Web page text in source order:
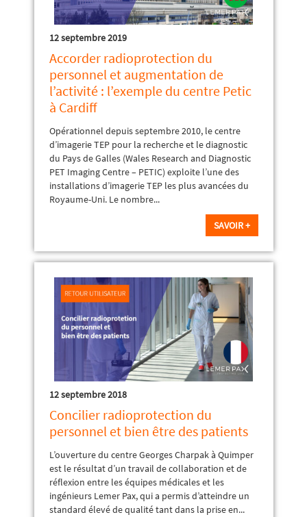
12 septembre 2019
Accorder radioprotection du
personnel et augmentation de
l’activité : l’exemple du centre Petic
à Cardiff
Opérationnel depuis septembre 2010, le centre
d’imagerie TEP pour la recherche et le diagnostic
du Pays de Galles (Wales Research and Diagnostic
PET Imaging Centre – PETIC) exploite l’une des
installations d’imagerie TEP les plus avancées du
Royaume-Uni. Le nombre...
SAVOIR +
12 septembre 2018
Concilier radioprotection du
personnel et bien être des patients
L’ouverture du centre Georges Charpak à Quimper
est le résultat d’un travail de collaboration et de
réflexion entre les équipes médicales et les
ingénieurs Lemer Pax, qui a permis d’atteindre un
standard élevé de qualité tant dans la prise en...